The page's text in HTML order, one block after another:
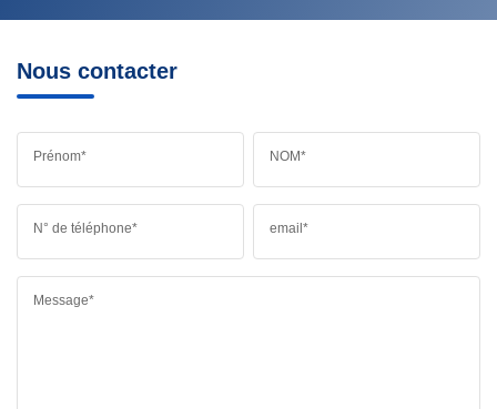
Nous contacter
Prénom* NOM*
N° de téléphone* email*
Message*